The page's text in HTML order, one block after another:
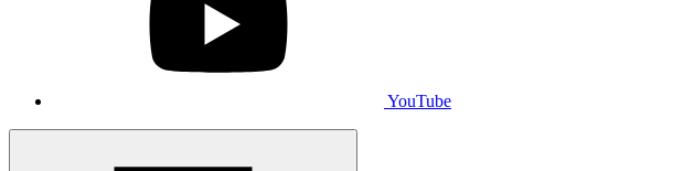
YouTube